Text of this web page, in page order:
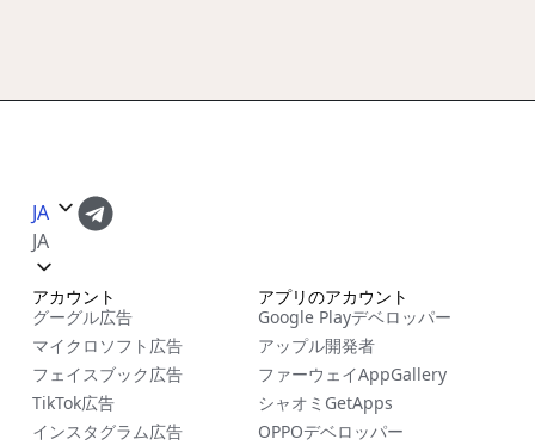
JA
JA
アカウント
グーグル広告
マイクロソフト広告
フェイスブック広告
TikTok広告
インスタグラム広告
アプリのアカウント
Google Playデベロッパー
アップル開発者
ファーウェイAppGallery
シャオミGetApps
OPPOデベロッパー